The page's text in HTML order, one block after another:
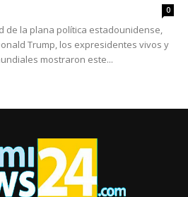
0
de la plana política estadounidense,
Trump, los expresidentes vivos y
mostraron este...